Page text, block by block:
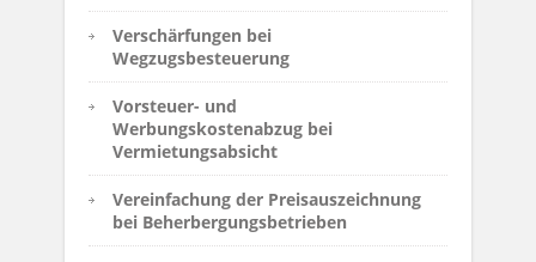
Verschärfungen bei
Wegzugsbesteuerung
Vorsteuer- und
Werbungskostenabzug bei
Vermietungsabsicht
Vereinfachung der Preisauszeichnung
bei Beherbergungsbetrieben